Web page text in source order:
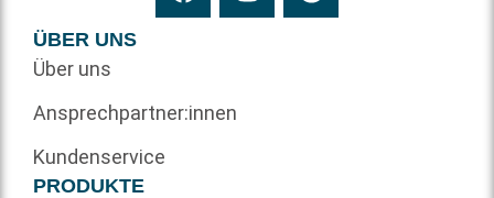
ÜBER UNS
Über uns
Ansprechpartner:innen
Kundenservice
PRODUKTE